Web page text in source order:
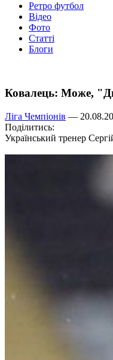
Ретро футбол
Відео
Фото
Статті
Блоги
Ковалець: Може,
Ліга Чемпіонів —
Поділитись:
Український тренер